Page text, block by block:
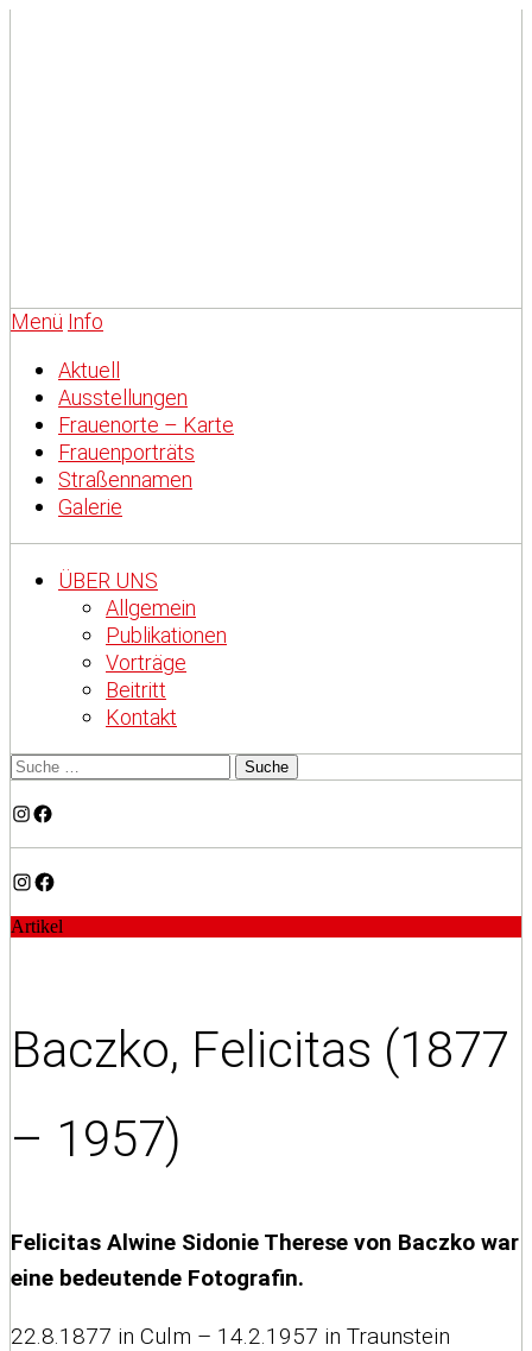
Menü Info
Aktuell
Ausstellungen
Frauenorte – Karte
Frauenporträts
Straßennamen
Galerie
ÜBER UNS
Allgemein
Publikationen
Vorträge
Beitritt
Kontakt
Instagram
Facebook
Instagram
Facebook
Artikel
Baczko, Felicitas (1877
– 1957)
Felicitas Alwine Sidonie Therese von Baczko war
eine bedeutende Fotografin.
22.8.1877 in Culm – 14.2.1957 in Traunstein